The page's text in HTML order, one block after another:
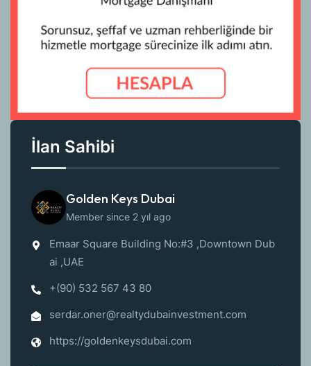
İlan Sahibi
Golden Keys Dubai
Member since 2 yıl ago
Emaar Square Building No:#3 ,Downtown Dub
ai ,UAE
+(90) 532 567 43 80
serdar.oner@realtydubainvestment.com
https://goldenkeysdubai.com